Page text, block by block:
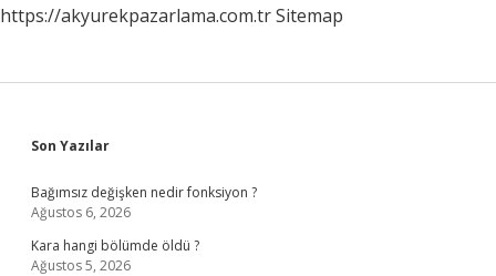
https://akyurekpazarlama.com.trSitemap
Sidebar
Son Yazılar
Bağımsız değişken nedir fonksiyon ?
Ağustos 6, 2026
Kara hangi bölümde öldü ?
Ağustos 5, 2026